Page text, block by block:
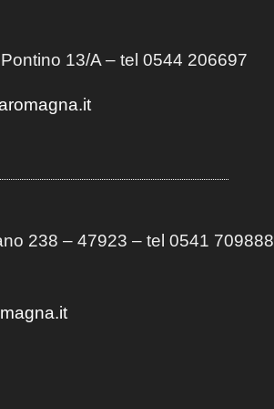
13/A– tel 0544 206697
238 – 47923 – tel 0541 709888